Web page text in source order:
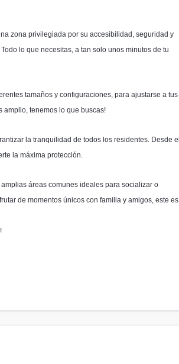
zona privilegiada por su accesibilidad, seguridad y
lo que necesitas, a tan solo unos minutos de tu
tamaños y configuraciones, para ajustarse a tus
amplio, tenemos lo que buscas!
la tranquilidad de todos los residentes. Desde el
la máxima protección.
áreas comunes ideales para socializar o
de momentos únicos con familia y amigos, este es